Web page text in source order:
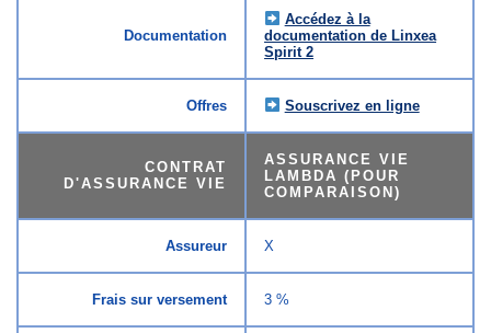
Documentation
Accédez à la
documentation de Linxea
Spirit 2
Offres Souscrivez en ligne
CONTRAT
D'ASSURANCE VIE
ASSURANCE VIE
LAMBDA (POUR
COMPARAISON)
Assureur X
Frais sur versement 3 %